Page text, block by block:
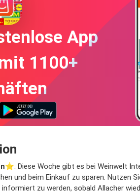
App
1100+
⭐️. Diese Woche gibt es bei Weinwelt
und beim Einkauf zu sparen.
zu werden, sobald Allacher